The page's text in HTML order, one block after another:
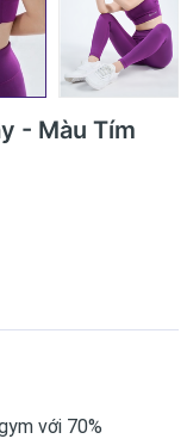
- Màu Tím
với 70%